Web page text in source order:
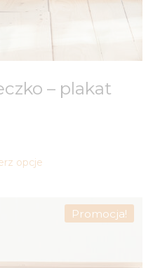
– plakat
opcje
Promocja!